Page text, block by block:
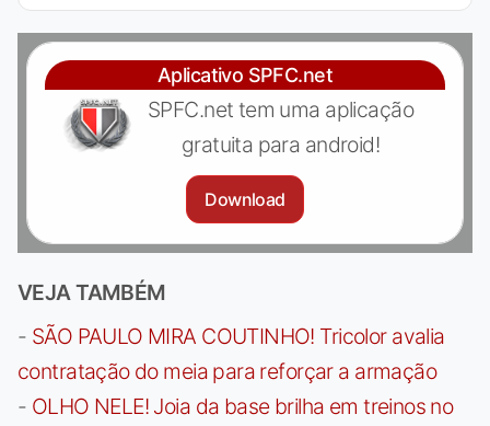
Aplicativo SPFC.net
SPFC.net tem uma aplicação
gratuita para android!
Download
VEJA TAMBÉM
- SÃO PAULO MIRA COUTINHO! Tricolor avalia
contratação do meia para reforçar a armação
- OLHO NELE! Joia da base brilha em treinos no